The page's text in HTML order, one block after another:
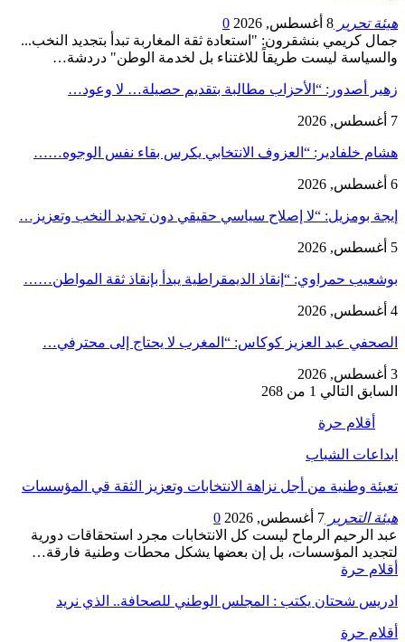
هيئة تحرير 8 أغسطس, 2026
0
جمال كريمي بنشقرون: "استعادة ثقة المغاربة تبدأ بتجديد النخب...
والسياسة ليست طريقاً للاغتناء بل لخدمة الوطن" دردشة…
زهير أصدور: “الأحزاب مطالبة بتقديم حصيلة… لا وعود…
7 أغسطس, 2026
هشام خلفادير: “العزوف الانتخابي يكرس بقاء نفس الوجوه……
6 أغسطس, 2026
إيجة بومزيل: “لا إصلاح سياسي حقيقي دون تجديد النخب وتعزيز…
5 أغسطس, 2026
بوشعيب حمراوي: “إنقاذ الديمقراطية يبدأ بإنقاذ ثقة المواطن……
4 أغسطس, 2026
الصحفي عبد العزيز كوكاس: “المغرب لا يحتاج إلى محترفي…
3 أغسطس, 2026
السابق التالي 1 من 268
أقلام حرة
ابداعات الشباب
تعبئة وطنية من أجل نزاهة الانتخابات وتعزيز الثقة قي المؤسسات
هيئة التحرير 7 أغسطس, 2026
0
عبد الرحيم الرماح ليست كل الانتخابات مجرد استحقاقات دورية
لتجديد المؤسسات، بل إن بعضها يشكل محطات وطنية فارقة…
أقلام حرة
ادريس شحتان يكتب : المجلس الوطني للصحافة.. الذي نريد
أقلام حرة